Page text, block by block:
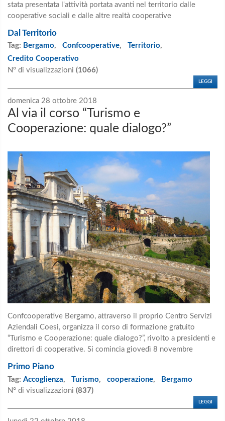
stata presentata l'attività portata avanti nel territorio dalle
cooperative sociali e dalle altre realtà cooperative
Dal Territorio
Tag: Bergamo, Confcooperative, Territorio,
Credito Cooperativo
N° di visualizzazioni (1066)
LEGGI
domenica 28 ottobre 2018
Al via il corso “Turismo e
Cooperazione: quale dialogo?”
Confcooperative Bergamo, attraverso il proprio Centro Servizi
Aziendali Coesi, organizza il corso di formazione gratuito
“Turismo e Cooperazione: quale dialogo?”, rivolto a presidenti e
direttori di cooperative. Si comincia giovedì 8 novembre
Primo Piano
Tag: Accoglienza, Turismo, cooperazione,
Bergamo
N° di visualizzazioni (837)
LEGGI